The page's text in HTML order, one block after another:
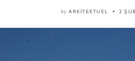
by ARKITEKTUEL 2